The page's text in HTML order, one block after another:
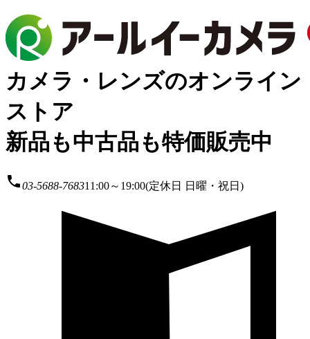
カメラ・レンズのオンライン
ストア
新品も中古品も特価販売中
local_phone03-5688-768311:00～19:00(定休日 日曜・祝日)